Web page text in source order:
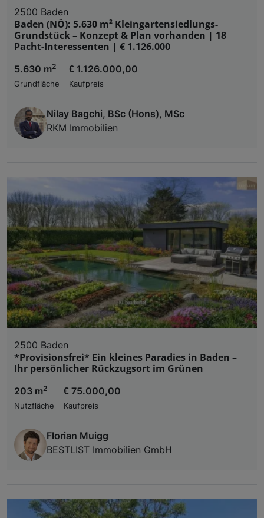
2500 Baden
Baden (NÖ): 5.630 m² Kleingartensiedlungs-
Grundstück – Konzept & Plan vorhanden | 18
Pacht-Interessenten | € 1.126.000
5.630 m2
Grundfläche
€ 1.126.000,00
Kaufpreis
Nilay Bagchi, BSc (Hons), MSc
RKM Immobilien
2500 Baden
*Provisionsfrei* Ein kleines Paradies in Baden –
Ihr persönlicher Rückzugsort im Grünen
203 m2
Nutzfläche
€ 75.000,00
Kaufpreis
Florian Muigg
BESTLIST Immobilien GmbH